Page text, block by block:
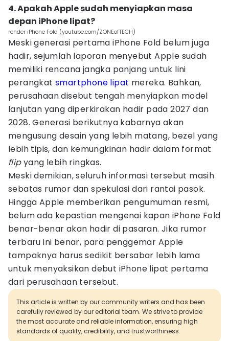
4. Apakah Apple sudah menyiapkan masa
depan iPhone lipat?
render iPhone Fold (youtube.com/ZONEofTECH)
Meski generasi pertama iPhone Fold belum juga
hadir, sejumlah laporan menyebut Apple sudah
memiliki rencana jangka panjang untuk lini
perangkatsmartphone lipat mereka. Bahkan,
perusahaan disebut tengah menyiapkan model
lanjutan yang diperkirakan hadir pada 2027 dan
2028. Generasi berikutnya kabarnya akan
mengusung desain yang lebih matang, bezel yang
lebih tipis, dan kemungkinan hadir dalam format
flipyang lebih ringkas.
Meski demikian, seluruh informasi tersebut masih
sebatas rumor dan spekulasi dari rantai pasok.
Hingga Apple memberikan pengumuman resmi,
belum ada kepastian mengenai kapan iPhone Fold
benar-benar akan hadir di pasaran. Jika rumor
terbaru ini benar, para penggemar Apple
tampaknya harus sedikit bersabar lebih lama
untuk menyaksikan debut iPhone lipat pertama
dari perusahaan tersebut.
This article is written by our community writers and has been
carefully reviewed by our editorial team. We strive to provide
the most accurate and reliable information, ensuring high
standards of quality, credibility, and trustworthiness.